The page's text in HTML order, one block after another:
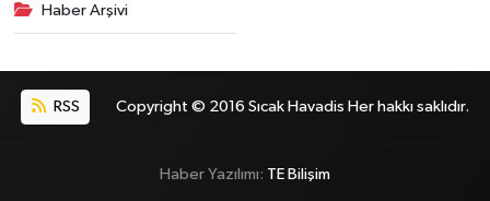
Haber Arşivi
RSS Copyright © 2016 Sıcak Havadis Her hakkı saklıdır.
Haber Yazılımı: TE Bilişim